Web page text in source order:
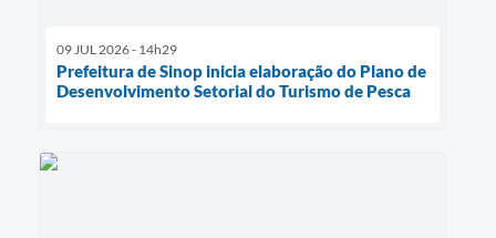
09 JUL 2026 - 14h29
Prefeitura de Sinop inicia elaboração do Plano de
Desenvolvimento Setorial do Turismo de Pesca